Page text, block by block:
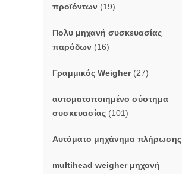
προϊόντων (19)
Πολυ μηχανή συσκευασίας
παρόδων (16)
Γραμμικός Weigher(27)
αυτοματοποιημένο σύστημα
συσκευασίας (101)
Αυτόματο μηχάνημα πλήρωσης
multihead weigher μηχανή